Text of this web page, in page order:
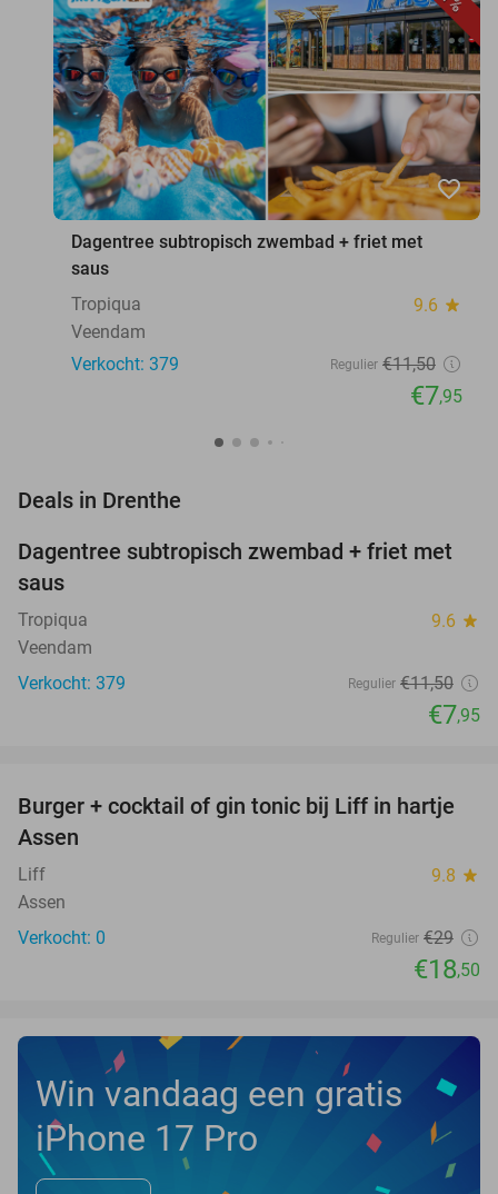
favorite_border
Dagentree subtropisch zwembad + friet met
saus
Tropiqua
9.6 star
Veendam
Verkocht: 379
Regulier €11,50
€7,95
Deals in Drenthe
31%
Dagentree subtropisch zwembad + friet met
saus
Tropiqua 9.6 star
Veendam
Verkocht: 379
Regulier €11,50
€7,95
36%
NEW
TODAY
Burger + cocktail of gin tonic bij Liff in hartje
Assen
Liff 9.8 star
Assen
Verkocht: 0
Regulier €29
€18,50
Win vandaag een gratis
iPhone 17 Pro